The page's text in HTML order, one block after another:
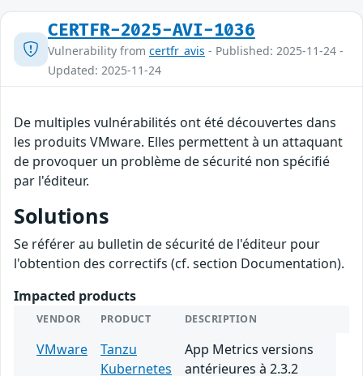
CERTFR-2025-AVI-1036
Vulnerability from certfr_avis - Published: 2025-11-24 -
Updated: 2025-11-24
De multiples vulnérabilités ont été découvertes dans
les produits VMware. Elles permettent à un attaquant
de provoquer un problème de sécurité non spécifié
par l'éditeur.
Solutions
Se référer au bulletin de sécurité de l'éditeur pour
l'obtention des correctifs (cf. section Documentation).
Impacted products
VENDOR PRODUCT DESCRIPTION
VMware
Tanzu
Kubernetes
App Metrics versions
antérieures à 2.3.2